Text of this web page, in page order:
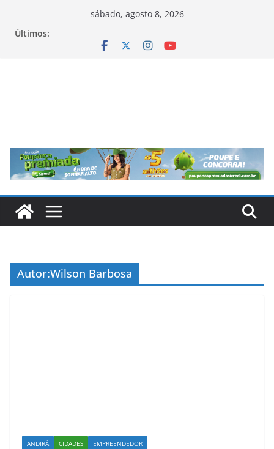
sábado, agosto 8, 2026
Últimos:
Autor:Wilson Barbosa
ANDIRÁ CIDADES EMPREENDEDOR